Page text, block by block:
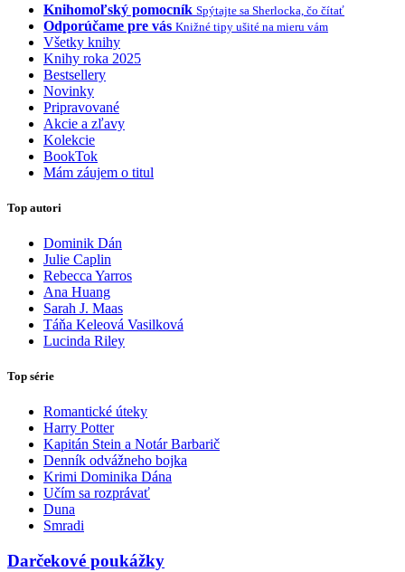
Knihomoľský pomocník Spýtajte sa Sherlocka, čo čítať
Odporúčame pre vás Knižné tipy ušité na mieru vám
Všetky knihy
Knihy roka 2025
Bestsellery
Novinky
Pripravované
Akcie a zľavy
Kolekcie
BookTok
Mám záujem o titul
Top autori
Dominik Dán
Julie Caplin
Rebecca Yarros
Ana Huang
Sarah J. Maas
Táňa Keleová Vasilková
Lucinda Riley
Top série
Romantické úteky
Harry Potter
Kapitán Stein a Notár Barbarič
Denník odvážneho bojka
Krimi Dominika Dána
Učím sa rozprávať
Duna
Smradi
Darčekové poukážky